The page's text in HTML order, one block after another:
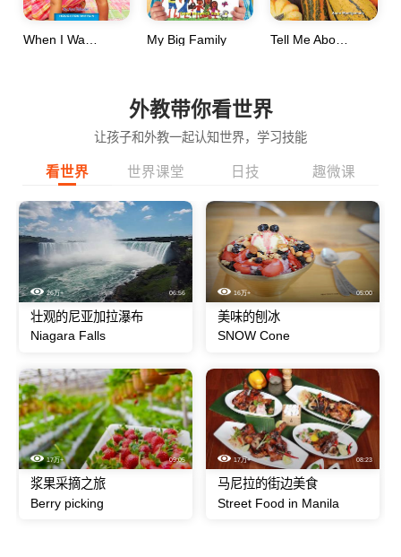
My Big Family
外教带你看世界
让孩子和外教一起认知世界，学习技能
看世界 世界课堂 日技 趣微课
26万+ 06:56
壮观的尼亚加拉瀑布
Niagara Falls
16万+ 05:00
美味的刨冰
SNOW Cone
17万+ 09:05
浆果采摘之旅
Berry picking
17万+ 08:23
马尼拉的街边美食
Street Food in Manila